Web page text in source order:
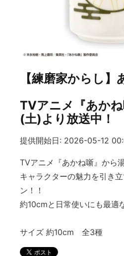
【練磨家からし
TVアニメ『あか
(土)より放送中！
提供開始日: 2026-05-12
TVアニメ『あかね噺』から
キャラクターの魅力を引き
ン！！
約10cmと日常使いにも最適
サイズ 約10cm 全3種